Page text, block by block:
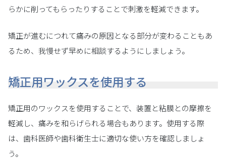
らかに削ってもらったりすることで刺激を軽減できます。
矯正が進むにつれて痛みの原因となる部分が変わることもあ
るため、我慢せず早めに相談するようにしましょう。
矯正用ワックスを使用する
矯正用のワックスを使用することで、装置と粘膜との摩擦を
軽減し、痛みを和らげられる場合もあります。使用する際
は、歯科医師や歯科衛生士に適切な使い方を確認しましょ
う。